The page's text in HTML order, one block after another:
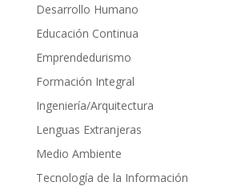
Desarrollo Humano
Educación Continua
Emprendedurismo
Formación Integral
Ingeniería/Arquitectura
Lenguas Extranjeras
Medio Ambiente
Tecnología de la Información